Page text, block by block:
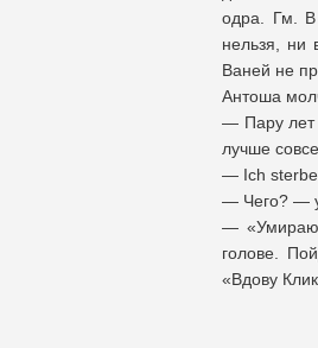
одра. Гм. В
нельзя, ни
Ваней не
Антоша
— Пару лет
лучше
— Ich
— Чего? —
—
голове.
«Вдову